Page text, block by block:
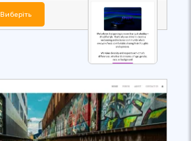
Виберіть